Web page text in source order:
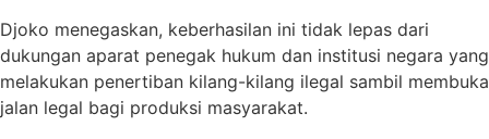
Djoko menegaskan, keberhasilan ini tidak lepas dari
dukungan aparat penegak hukum dan institusi negara yang
melakukan penertiban kilang-kilang ilegal sambil membuka
jalan legal bagi produksi masyarakat.